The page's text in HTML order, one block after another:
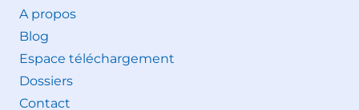
A propos
Blog
Espace téléchargement
Dossiers
Contact